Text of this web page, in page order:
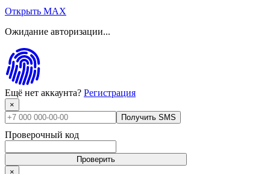
Открыть MAX
Ожидание авторизации...
Ещё нет аккаунта? Регистрация
×
Получить SMS
Проверочный код
Проверить
×